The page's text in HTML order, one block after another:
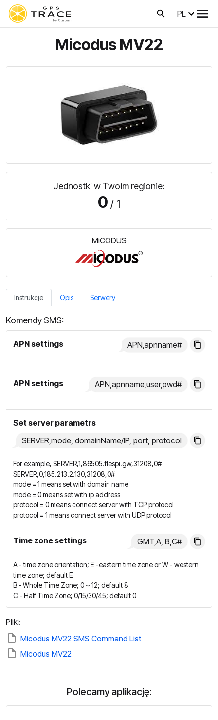
PL
Micodus MV22
Jednostki w Twoim regionie:
0 / 1
MiCODUS
Instrukcje Opis Serwery
Komendy SMS:
APN settings APN,apnname#
APN settings APN,apnname,user,pwd#
Set server parametrs
SERVER,mode, domainName/IP, port, protocol
For example, SERVER,1,86505.flespi.gw,31208,0#
SERVER,0,185.213.2.130,31208,0#
mode = 1 means set with domain name
mode = 0 means set with ip address
protocol = 0 means connect server with TCP protocol
protocol = 1 means connect server with UDP protocol
Time zone settings GMT,A, B,C#
A - time zone orientation; E -eastern time zone or W - western
time zone; default E
B - Whole Time Zone; 0 ~ 12; default 8
C - Half Time Zone; 0/15/30/45; default 0
Pliki:
Micodus MV22 SMS Command List
Micodus MV22
Polecamy aplikację: